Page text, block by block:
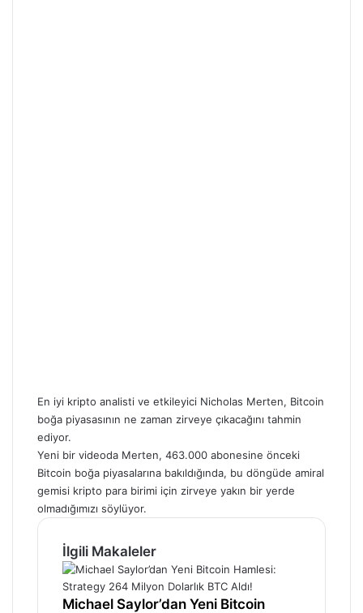
En iyi kripto analisti ve etkileyici Nicholas Merten, Bitcoin
boğa piyasasının ne zaman zirveye çıkacağını tahmin
ediyor.
Yeni bir videoda Merten, 463.000 abonesine önceki
Bitcoin boğa piyasalarına bakıldığında, bu döngüde amiral
gemisi kripto para birimi için zirveye yakın bir yerde
olmadığımızı söylüyor.
İlgili Makaleler
Michael Saylor’dan Yeni Bitcoin